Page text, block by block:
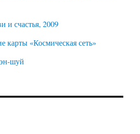
и счастья, 2009
карты «Космическая сеть»
шуй